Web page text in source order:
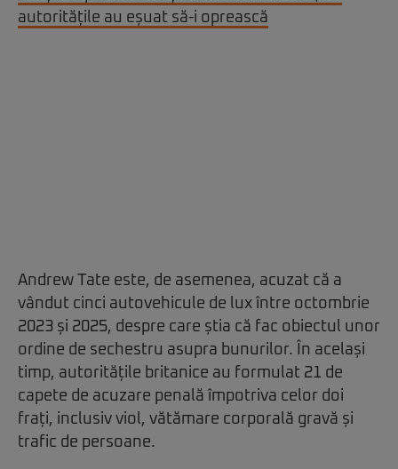
autoritățile au eșuat să-i oprească
Andrew Tate este, de asemenea, acuzat că a
vândut cinci autovehicule de lux între octombrie
2023 și 2025, despre care știa că fac obiectul unor
ordine de sechestru asupra bunurilor. În același
timp, autoritățile britanice au formulat 21 de
capete de acuzare penală împotriva celor doi
frați, inclusiv viol, vătămare corporală gravă și
trafic de persoane.